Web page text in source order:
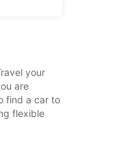
your
are
find a car to
flexible